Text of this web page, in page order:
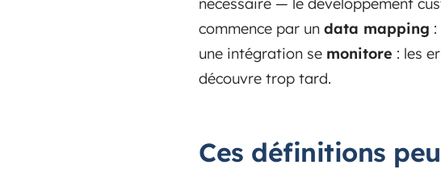
commence par un data mapping
une intégration se monitore : les
découvre trop tard.
Ces définitions